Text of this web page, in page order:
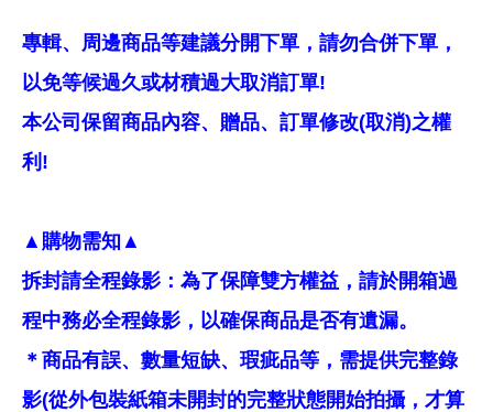
專輯、周邊商品等建議分開下單，請勿合併下單，
以免等候過久或材積過大取消訂單!
本公司保留商品內容、贈品、訂單修改(取消)之權
利!
▲購物需知▲
拆封請全程錄影：為了保障雙方權益，請於開箱過
程中務必全程錄影，以確保商品是否有遺漏。
＊商品有誤、數量短缺、瑕疵品等，需提供完整錄
影(從外包裝紙箱未開封的完整狀態開始拍攝，才算